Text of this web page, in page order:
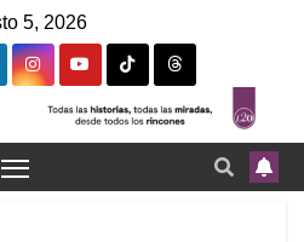
5, 2026